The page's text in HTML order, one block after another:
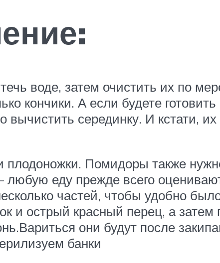
воде, затем очистить их по
кончики. А если будете
вычистить серединку. И кстати,
плодоножки. Помидоры также
любую еду прежде всего
частей, чтобы удобно
и острый красный перец, а
они будут после
банки